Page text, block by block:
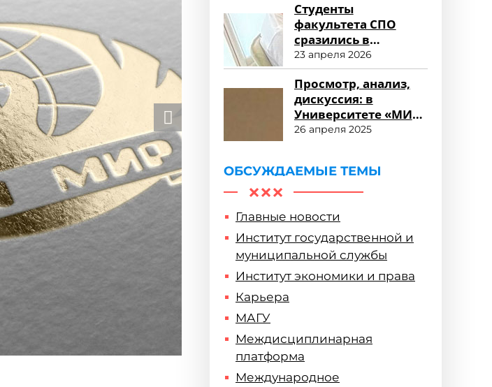
Студенты
факультета СПО
сразились в
финансовых
поединках на IX
Всероссийском
фестивале науки и
техники
23 апреля 2026
Просмотр, анализ,
дискуссия: в
Университете «МИР»
почтили память
26 апреля 2025
ОБСУЖДАЕМЫЕ ТЕМЫ
Главные новости
Институт государственной и
муниципальной службы
Институт экономики и права
Карьера
МАГУ
Междисциплинарная
платформа
Международное